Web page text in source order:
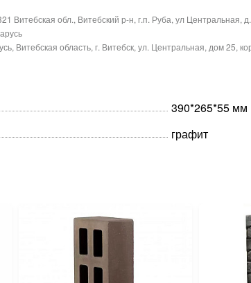
Витебская обл., Витебский р-н, г.п. Руба, ул Центральная,
Витебская область, г. Витебск, ул. Центральная, дом 25,
390*265*55 мм
графит